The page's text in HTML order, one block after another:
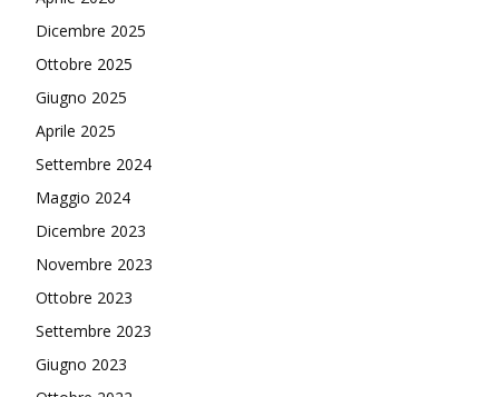
Dicembre 2025
Ottobre 2025
Giugno 2025
Aprile 2025
Settembre 2024
Maggio 2024
Dicembre 2023
Novembre 2023
Ottobre 2023
Settembre 2023
Giugno 2023